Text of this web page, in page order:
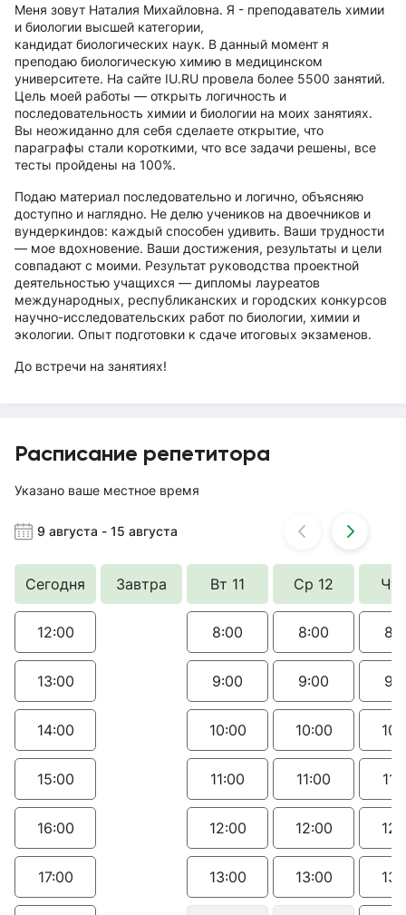
Меня зовут Наталия Михайловна. Я - преподаватель химии
и биологии высшей категории,
кандидат биологических наук. В данный момент я
преподаю биологическую химию в медицинском
университете. На сайте IU.RU провела более 5500 занятий.
Цель моей работы — открыть логичность и
последовательность химии и биологии на моих занятиях.
Вы неожиданно для себя сделаете открытие, что
параграфы стали короткими, что все задачи решены, все
тесты пройдены на 100%.
Подаю материал последовательно и логично, объясняю
доступно и наглядно. Не делю учеников на двоечников и
вундеркиндов: каждый способен удивить. Ваши трудности
— мое вдохновение. Ваши достижения, результаты и цели
совпадают с моими. Результат руководства проектной
деятельностью учащихся — дипломы лауреатов
международных, республиканских и городских конкурсов
научно-исследовательских работ по биологии, химии и
экологии. Опыт подготовки к сдаче итоговых экзаменов.
До встречи на занятиях!
Расписание репетитора
Указано ваше местное время
9 августа - 15 августа
Сегодня Завтра Вт 11 Ср 12 Чт
12:00
13:00
14:00
15:00
16:00
17:00
8:00
9:00
10:00
11:00
12:00
13:00
8:00
9:00
10:00
11:00
12:00
13:00